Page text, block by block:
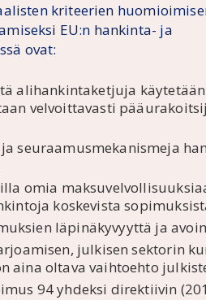
kriteerien
EU:n hankinta- ja
ovat:
alihankintaketjuja
velvoittavasti
seuraamusmekanismeja
omia
koskevista
läpinäkyvyyttä ja
julkisen sektorin
aina oltava vaihtoehto
94 yhdeksi direktiivin